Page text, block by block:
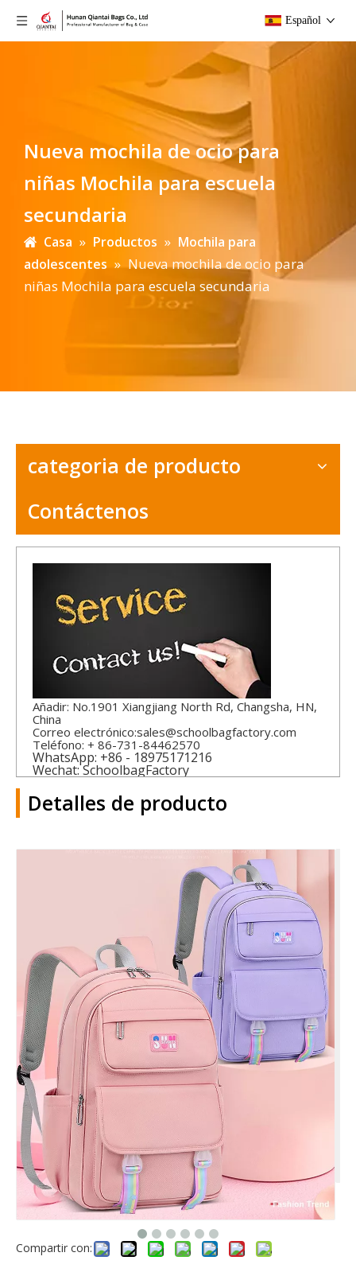
Español
Nueva mochila de ocio para
niñas Mochila para escuela
secundaria
Casa » Productos » Mochila para
adolescentes » Nueva mochila de ocio para
niñas Mochila para escuela secundaria
categoria de producto
Contáctenos
Añadir: No.1901 Xiangjiang North Rd, Changsha, HN,
China
Correo electrónico:sales@schoolbagfactory.com
Teléfono: + 86-731-84462570
WhatsApp: +86 - 18975171216
Wechat: SchoolbagFactory
Detalles de producto
Compartir con: